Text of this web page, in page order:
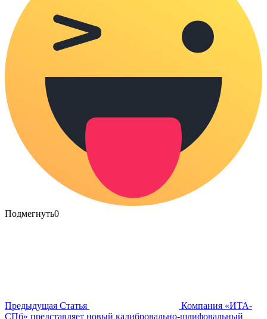
Подмегнуть0
Предыдущая Статья
Компания «ИТА-
СПб» представляет новый калибровально-шлифовальный